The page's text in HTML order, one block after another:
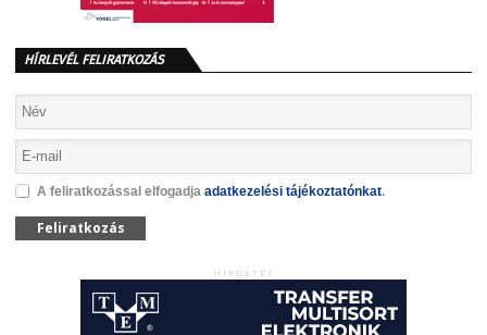
HÍRLEVÉL FELIRATKOZÁS
A feliratkozással elfogadja adatkezelési tájékoztatónkat.
Feliratkozás
HIRDETÉS